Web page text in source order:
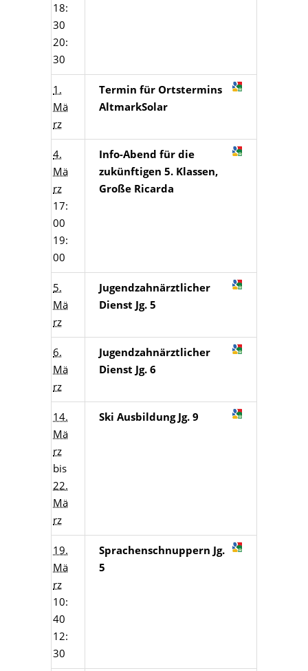
18:
30
20:
30
1.
Mä
rz
Termin für Ortstermins
AltmarkSolar
4.
Mä
rz
17:
00
19:
00
Info-Abend für die
zukünftigen 5. Klassen,
Große Ricarda
5.
Mä
rz
Jugendzahnärztlicher
Dienst Jg. 5
6.
Mä
rz
Jugendzahnärztlicher
Dienst Jg. 6
14.
Mä
rz
bis
22.
Mä
rz
Ski Ausbildung Jg. 9
19.
Mä
rz
10:
40
12:
30
Sprachenschnuppern Jg.
5